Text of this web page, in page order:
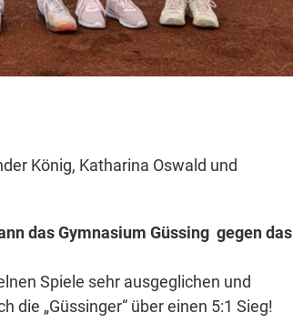
König, Katharina Oswald und
das Gymnasium Güssing gegen das
Spiele sehr ausgeglichen und
die „Güssinger“ über einen 5:1 Sieg!